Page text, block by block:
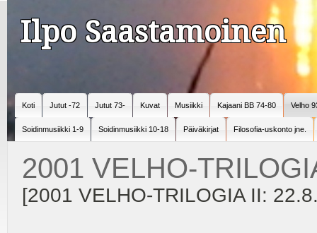
Ilpo Saastamoinen
Koti Jutut -72 Jutut 73- Kuvat Musiikki Kajaani BB 74-80 Velho
Soidinmusiikki 1-9 Soidinmusiikki 10-18 Päiväkirjat Filosofia-uskonto jne.
2001 VELHO-
[2001 VELHO-TRILOGIA II: